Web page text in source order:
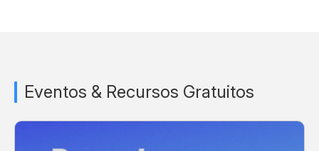
Eventos & Recursos Gratuitos